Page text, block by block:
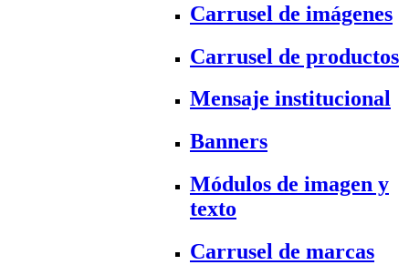
Carrusel de imágenes
Carrusel de productos
Mensaje institucional
Banners
Módulos de imagen y
texto
Carrusel de marcas